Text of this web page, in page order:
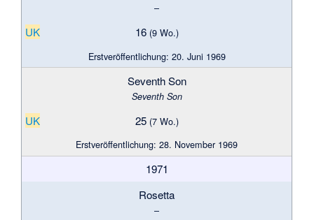
–
UK 16 (9 Wo.)
Erstveröffentlichung: 20. Juni 1969
Seventh Son
Seventh Son
UK 25 (7 Wo.)
Erstveröffentlichung: 28. November 1969
1971
Rosetta
–